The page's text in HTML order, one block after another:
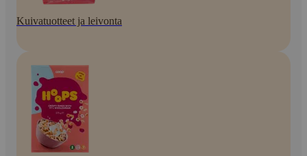
Kuivatuotteet ja leivonta